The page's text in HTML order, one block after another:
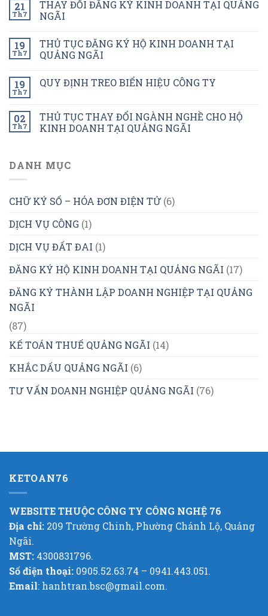
21
Th7
THAY ĐỔI ĐĂNG KÝ KINH DOANH TẠI QUẢNG
NGÃI
19
Th7
THỦ TỤC ĐĂNG KÝ HỘ KINH DOANH TẠI
QUẢNG NGÃI
19
Th7
QUY ĐỊNH TREO BIỂN HIỆU CÔNG TY
02
Th7
THỦ TỤC THAY ĐỔI NGÀNH NGHỀ CHO HỘ
KINH DOANH TẠI QUẢNG NGÃI
DANH MỤC
CHỮ KÝ SỐ – HÓA ĐƠN ĐIỆN TỬ(6)
DỊCH VỤ CÔNG (1)
DỊCH VỤ ĐẤT ĐAI (1)
ĐĂNG KÝ HỘ KINH DOANH TẠI QUẢNG NGÃI (17)
ĐĂNG KÝ THÀNH LẬP DOANH NGHIỆP TẠI QUẢNG
NGÃI
(87)
KẾ TOÁN THUẾ QUẢNG NGÃI (14)
KHẮC DẤU QUẢNG NGÃI (6)
TƯ VẤN DOANH NGHIỆP QUẢNG NGÃI (76)
KETOAN76
WEBSITE THUỘC CÔNG TY CÔNG NGHỆ 76
Địa chỉ: 209 Trường Chinh, Phường Chánh Lộ, Quảng
Ngãi.
MST: 4300831796.
Số điện thoại: 0905.52.63.74 – 0941.443.051.
Email: hanhtran.bsc@gmail.com.